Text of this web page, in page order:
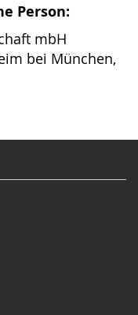
Person:
mbH
bei München,